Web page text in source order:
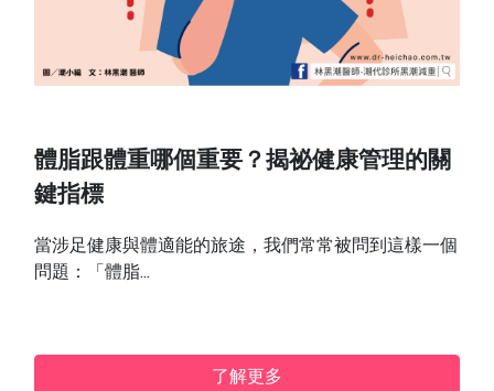
體脂跟體重哪個重要？揭祕健康管理的關
鍵指標
當涉足健康與體適能的旅途，我們常常被問到這樣一個
問題：「體脂...
了解更多